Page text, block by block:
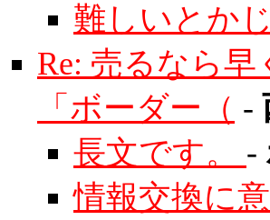
難しいとか
Re: 売るなら
「ボーダー（ -
長文です。 -
情報交換に